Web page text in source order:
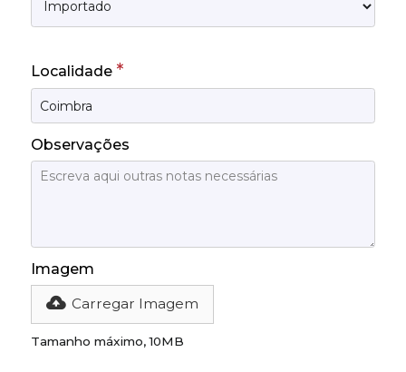
Localidade *
Observações
Imagem
Carregar Imagem
Tamanho máximo, 10MB